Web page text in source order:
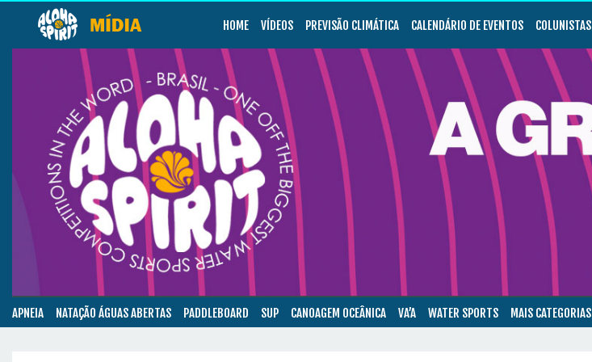
HOME VÍDEOS PREVISÃO CLIMÁTICA CALENDÁRIO DE EVENTOS COLUNISTAS
APNEIA NATAÇÃO ÁGUAS ABERTAS PADDLEBOARD SUP CANOAGEM OCEÂNICA VA’A WATER SPORTS MAIS CATEGORIAS